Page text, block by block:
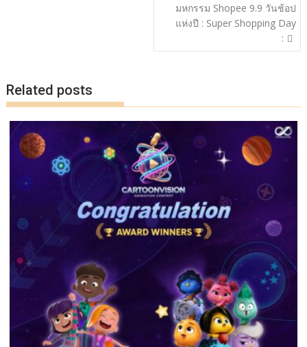
มหกรรม Shopee 9.9 วันช้อป
แห่งปี : Super Shopping Day
:
Related posts